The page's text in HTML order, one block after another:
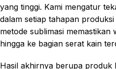
yang tinggi. Kami mengatur
dalam setiap tahapan
metode sublimasi
hingga ke bagian serat kain
Hasil akhirnya berupa produk